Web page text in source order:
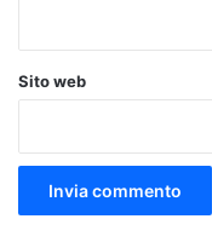
Sito web